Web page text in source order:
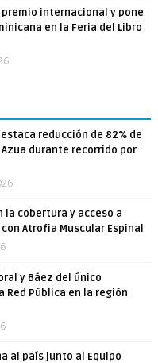
premio internacional y pone
en la Feria del Libro
reducción de 82% de
durante recorrido por
la cobertura y acceso a
Atrofia Muscular Espinal
y Báez del único
Pública en la región
al país junto al Equipo